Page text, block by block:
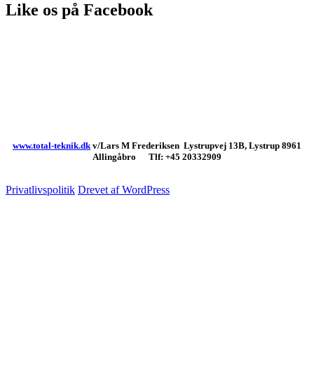
Like os på Facebook
www.total-teknik.dkv/Lars M Frederiksen Lystrupvej 13B, Lystrup 8961
Allingåbro Tlf: +45 20332909
Privatlivspolitik Drevet af WordPress